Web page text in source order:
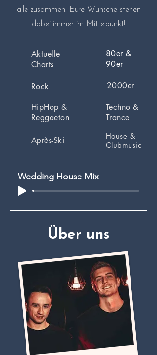
alle zusammen. Eure Wünsche stehen
dabei immer im Mittelpunkt!
2000er
House &
Clubmusic
Aktuelle
Charts
80er &
90er
Rock
HipHop &
Reggaeton
Après-Ski
Techno &
Trance
Wedding House Mix
Über uns